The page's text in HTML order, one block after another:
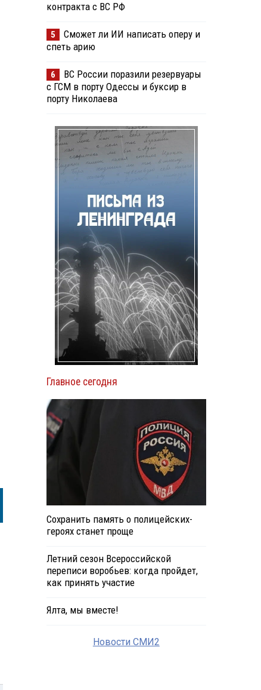
контракта с ВС РФ
5
Сможет ли ИИ написать оперу и
спеть арию
6
ВС России поразили резервуары
с ГСМ в порту Одессы и буксир в
порту Николаева
Главное сегодня
Сохранить память о полицейских-
героях станет проще
Летний сезон Всероссийской
переписи воробьев: когда пройдет,
как принять участие
Ялта, мы вместе!
Новости СМИ2